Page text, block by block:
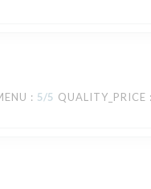
: 5/5 QUALITY_PRICE